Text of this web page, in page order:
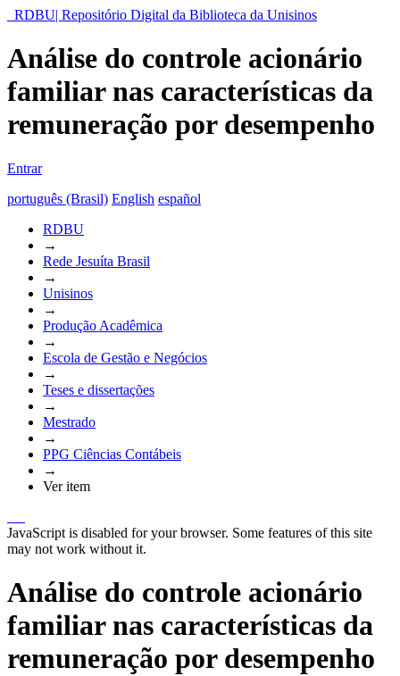
RDBU| Repositório Digital da Biblioteca da Unisinos
Análise do controle acionário
familiar nas características da
remuneração por desempenho
Entrar
português (Brasil) English español
RDBU
→
Rede Jesuíta Brasil
→
Unisinos
→
Produção Acadêmica
→
Escola de Gestão e Negócios
→
Teses e dissertações
→
Mestrado
→
PPG Ciências Contábeis
→
Ver item
JavaScript is disabled for your browser. Some features of this site
may not work without it.
Análise do controle acionário
familiar nas características da
remuneração por desempenho